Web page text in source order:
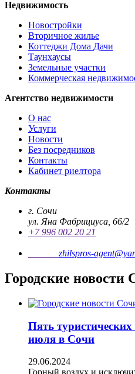
Недвижимость
Новостройки
Вторичное жилье
Коттеджи Дома Дачи
Таунхаусы
Земельные участки
Коммерческая
Агентство недвижимости
О нас
Услуги
Новости
Без посредников
Контакты
Кабинет риелтора
Контакты
г. Сочи
ул. Яна Фабрициуса, 66/2
+7 996 002 20 21
zhilspros-
Городские новости
Пять
июля в Сочи
29.06.2024